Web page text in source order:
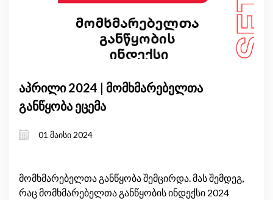
აპრილი 2024 | მომხმარებელთა
განწყობა ეცემა
01 მაისი 2024
მომხმარებელთა განწყობა შემცირდა. მას შემდეგ,
რაც მომხმარებელთა განწყობის ინდექსი 2024